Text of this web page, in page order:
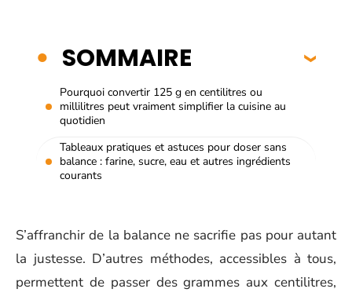
SOMMAIRE
Pourquoi convertir 125 g en centilitres ou
millilitres peut vraiment simplifier la cuisine au
quotidien
Tableaux pratiques et astuces pour doser sans
balance : farine, sucre, eau et autres ingrédients
courants
S’affranchir de la balance ne sacrifie pas pour autant
la justesse. D’autres méthodes, accessibles à tous,
permettent de passer des grammes aux centilitres,